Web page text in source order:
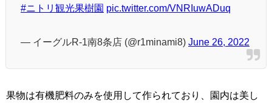
#ニトリ観光果樹園 pic.twitter.com/VNRIuwADuq
— イーグルR-1南8条店 (@r1minami8) June 26, 2022
果物は有機肥料のみを使用して作られており、園内は美し